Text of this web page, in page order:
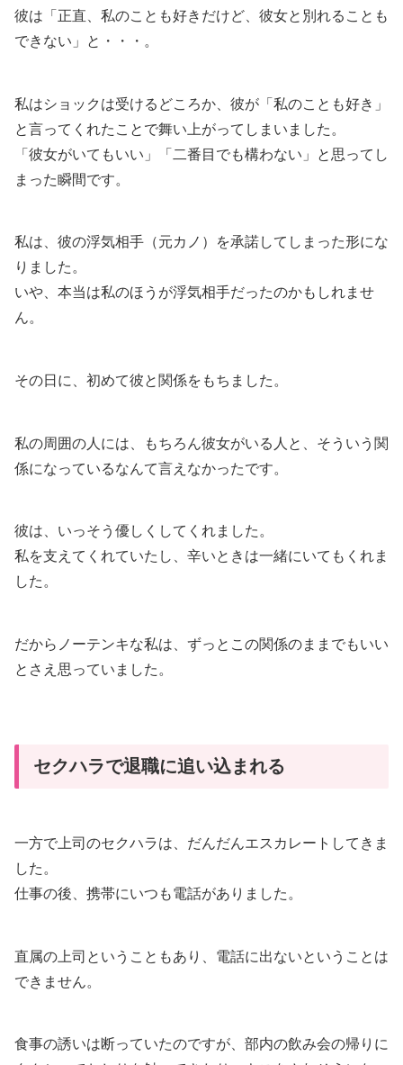
彼は「正直、私のことも好きだけど、彼女と別れることも
できない」と・・・。
私はショックは受けるどころか、彼が「私のことも好き」
と言ってくれたことで舞い上がってしまいました。
「彼女がいてもいい」「二番目でも構わない」と思ってし
まった瞬間です。
私は、彼の浮気相手（元カノ）を承諾してしまった形にな
りました。
いや、本当は私のほうが浮気相手だったのかもしれませ
ん。
その日に、初めて彼と関係をもちました。
私の周囲の人には、もちろん彼女がいる人と、そういう関
係になっているなんて言えなかったです。
彼は、いっそう優しくしてくれました。
私を支えてくれていたし、辛いときは一緒にいてもくれま
した。
だからノーテンキな私は、ずっとこの関係のままでもいい
とさえ思っていました。
セクハラで退職に追い込まれる
一方で上司のセクハラは、だんだんエスカレートしてきま
した。
仕事の後、携帯にいつも電話がありました。
直属の上司ということもあり、電話に出ないということは
できません。
食事の誘いは断っていたのですが、部内の飲み会の帰りに